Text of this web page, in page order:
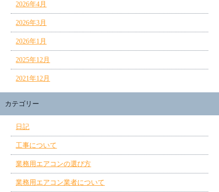
2026年4月
2026年3月
2026年1月
2025年12月
2021年12月
カテゴリー
日記
工事について
業務用エアコンの選び方
業務用エアコン業者について